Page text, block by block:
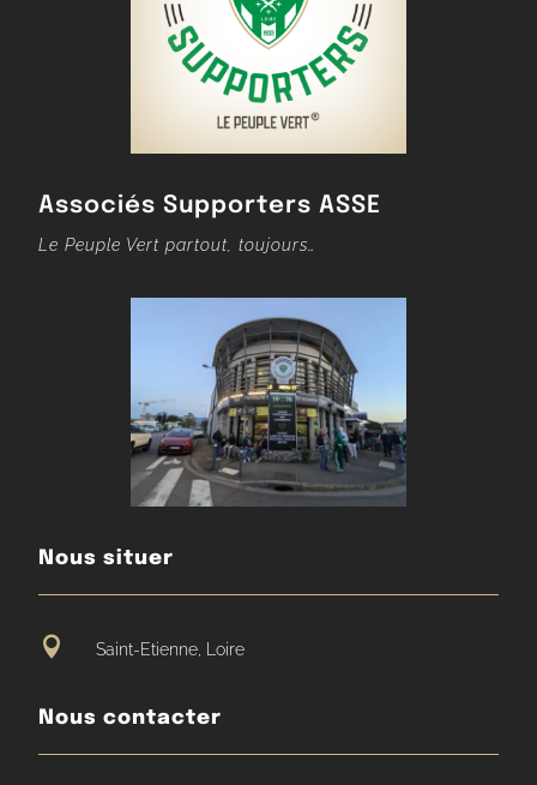
Associés Supporters ASSE
Le Peuple Vert partout, toujours…
Nous situer
 Saint-Etienne, Loire
Nous contacter